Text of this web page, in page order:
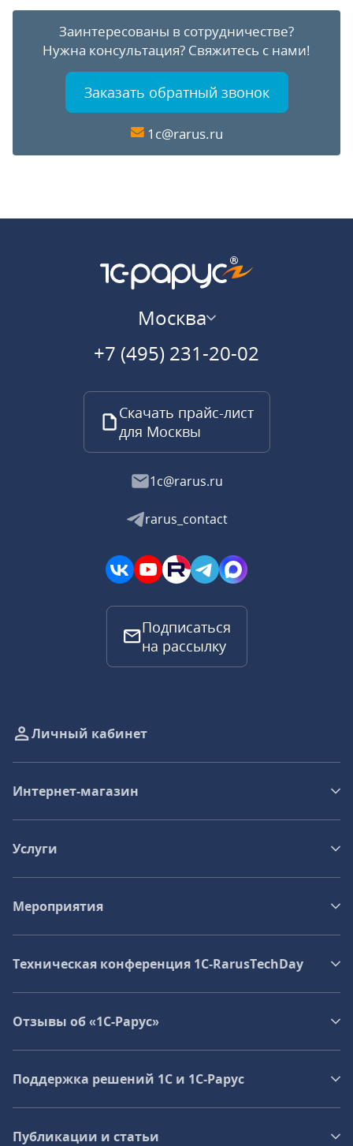
Заинтересованы в сотрудничестве?
Нужна консультация? Свяжитесь с нами!
Заказать обратный звонок
1c@rarus.ru
Москва
+7 (495) 231-20-02
Скачать прайс-лист
для Москвы
1c@rarus.ru
rarus_contact
Подписаться
на рассылку
Личный кабинет
Интернет-магазин
Услуги
Мероприятия
Техническая конференция 1C‑RarusTechDay
Отзывы об «1С-Рарус»
Поддержка решений 1С и 1С‑Рарус
Публикации и статьи